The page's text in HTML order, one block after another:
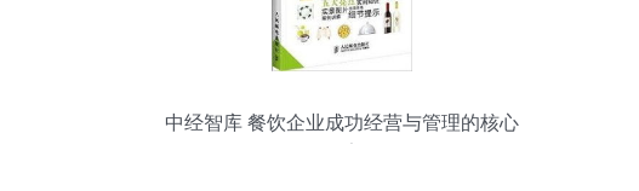
中经智库 餐饮企业成功经营与管理的核心